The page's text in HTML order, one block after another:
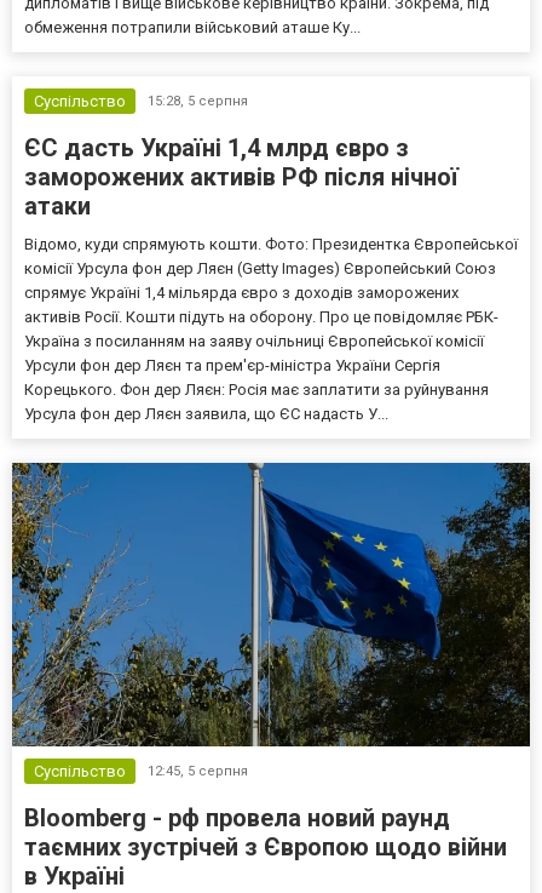
обмеження потрапили військовий аташе Ку...
Суспільство 15:28, 5 серпня
ЄС дасть Україні 1,4 млрд євро з
заморожених активів РФ після нічної
атаки
Відомо, куди спрямують кошти. Фото: Президентка Європейської
комісії Урсула фон дер Ляєн (Getty Images) Європейський Союз
спрямує Україні 1,4 мільярда євро з доходів заморожених
активів Росії. Кошти підуть на оборону. Про це повідомляє РБК-
Україна з посиланням на заяву очільниці Європейської комісії
Урсули фон дер Ляєн та прем'єр-міністра України Сергія
Корецького. Фон дер Ляєн: Росія має заплатити за руйнування
Урсула фон дер Ляєн заявила, що ЄС надасть У...
Суспільство 12:45, 5 серпня
Bloomberg - рф провела новий раунд
таємних зустрічей з Європою щодо війни
в Україні